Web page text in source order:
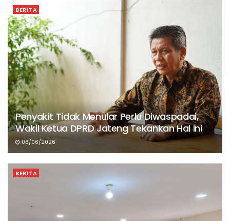
BERITA
Penyakit Tidak Menular Perlu Diwaspadai,
Wakil Ketua DPRD Jateng Tekankan Hal Ini
06/06/2026
BERITA